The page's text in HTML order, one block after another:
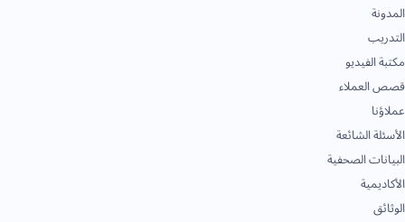
المدونة
التدريب
مكتبة الفيديو
قصص العملاء
عملاؤنا
الأسئلة الشائعة
البيانات الصحفية
الأكاديمية
الوثائق